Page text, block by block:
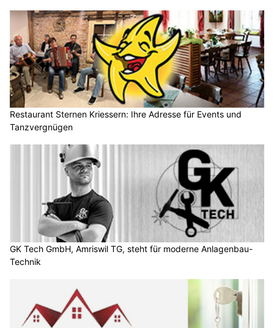
Restaurant Sternen Kriessern: Ihre Adresse für Events und
Tanzvergnügen
GK Tech GmbH, Amriswil TG, steht für moderne Anlagenbau-
Technik